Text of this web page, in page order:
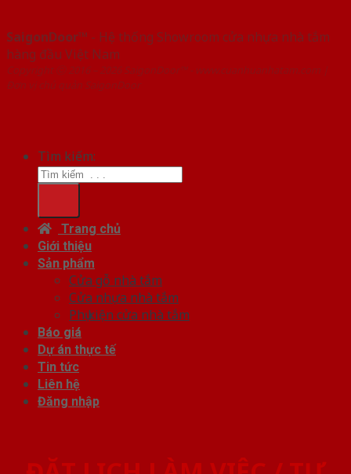
SaigonDoor™ - Hệ thống Showroom cửa nhựa nhà tắm
hàng đầu Việt Nam
Copyright ⓒ 2016 – 2026 SaigonDoor™ - www.cuanhuanhatam.com |
Đơn vị chủ quản SaigonDoor
Tìm kiếm:
Trang chủ
Giới thiệu
Sản phẩm
Cửa gỗ nhà tắm
Cửa nhựa nhà tắm
Phụ kiện cửa nhà tắm
Báo giá
Dự án thực tế
Tin tức
Liên hệ
Đăng nhập